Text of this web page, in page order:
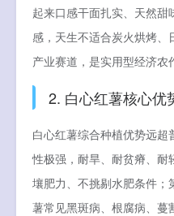
起来口感干面扎实、天然甜
感，天生不适合炭火烘烤
产业赛道，是实用型经济农
2. 白心红薯核心优
白心红薯综合种植优势远
性极强，耐旱、耐贫瘠、耐
壤肥力、不挑剔水肥条件；
薯常见黑斑病、根腐病、